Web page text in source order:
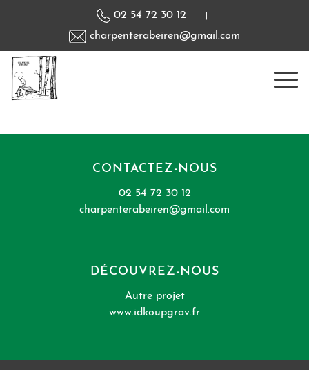
02 54 72 30 12
charpenterabeiren@gmail.com
CONTACTEZ-NOUS
02 54 72 30 12
charpenterabeiren@gmail.com
DÉCOUVREZ-NOUS
Autre projet
www.idkoupgrav.fr